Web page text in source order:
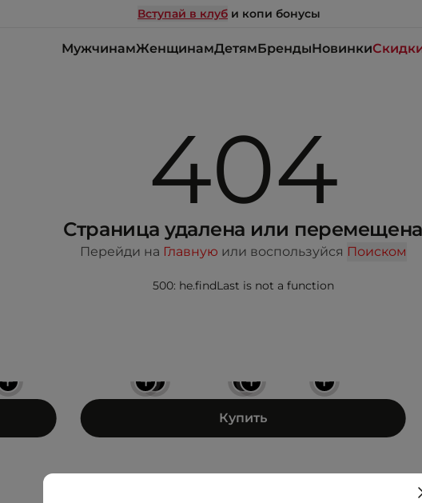
Вступай в клуб и копи бонусы
МужчинамЖенщинамДетямБрендыНовинки
404
Страница удалена или перемещена
Перейди на Главную или воспользуйся Поиском
500: he.findLast is not a function
+ +
+ + +
+
Купить